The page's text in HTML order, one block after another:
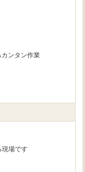
ンタン作業
現場です